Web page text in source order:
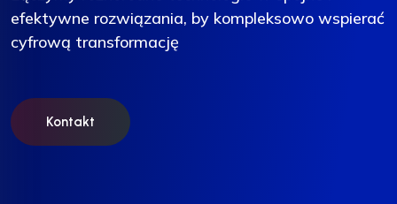
efektywne rozwiązania, by kompleksowo wspierać
cyfrową transformację
Kontakt
efektywne rozwiązania, by kompleksowo wspierać
cyfrową transformację
Kontakt
efektywne rozwiązania, by kompleksowo wspierać
cyfrową transformację
Kontakt